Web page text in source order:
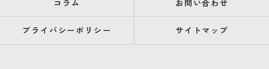
コラム お問い合わせ
プライバシーポリシー サイトマップ